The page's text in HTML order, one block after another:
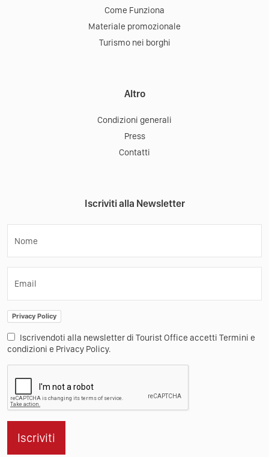
Come Funziona
Materiale promozionale
Turismo nei borghi
Altro
Condizioni generali
Press
Contatti
Iscriviti alla Newsletter
Nome
Email
Privacy Policy
Iscrivendoti alla newsletter di Tourist Office accetti Termini e
condizioni e Privacy Policy.
Iscriviti